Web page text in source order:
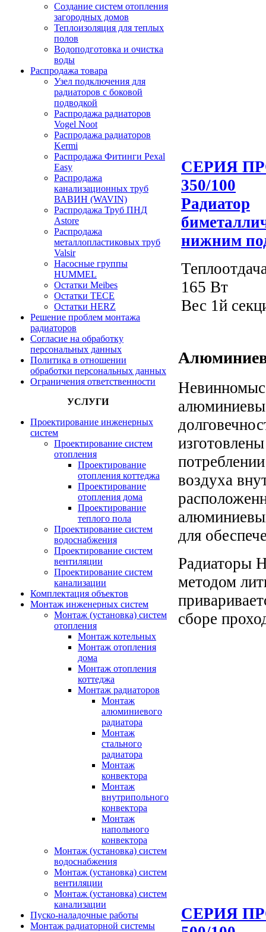
Создание систем отопления
загородных домов
Теплоизоляция для теплых
полов
Водоподготовка и очистка
воды
Распродажа товара
Узел подключения для
радиаторов с боковой
подводкой
Распродажа радиаторов
Vogel Noot
Распродажа радиаторов
Kermi
Распродажа Фитинги Pexal
Easy
Распродажа
канализационных труб
ВАВИН (WAVIN)
Распродажа Труб ПНД
Astore
Распродажа
металлопластиковых труб
Valsir
Насосные группы
HUMMEL
Остатки Meibes
Остатки ТЕСЕ
Остатки HERZ
Решение проблем монтажа
радиаторов
Согласие на обработку
персональных данных
Политика в отношении
обработки персональных данных
Ограничения ответственности
УСЛУГИ
Проектирование инженерных
систем
Проектирование систем
отопления
Проектирование
отопления коттеджа
Проектирование
отопления дома
Проектирование
теплого пола
Проектирование систем
водоснабжения
Проектирование систем
вентиляции
Проектирование систем
канализации
Комплектация объектов
Монтаж инженерных систем
Монтаж (установка) систем
отопления
Монтаж котельных
Монтаж отопления
дома
Монтаж отопления
коттеджа
Монтаж радиаторов
Монтаж
алюминиевого
радиатора
Монтаж
стального
радиатора
Монтаж
конвектора
Монтаж
внутрипольного
конвектора
Монтаж
напольного
конвектора
Монтаж (установка) систем
водоснабжения
Монтаж (установка) систем
вентиляции
Монтаж (установка) систем
канализации
Пуско-наладочные работы
Монтаж радиаторной системы
СЕРИЯ
350/100
Радиатор
нижним
165 Вт
Вес 1й
воздуха
для
Радиаторы
методом
сборе
СЕРИЯ